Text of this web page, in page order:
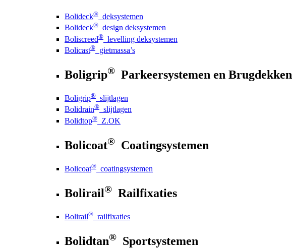
Bolideck® deksystemen
Bolideck® design deksystemen
Boliscreed® levelling deksystemen
Bolicast® gietmassa’s
Boligrip® Parkeersystemen en Brugdekken
Boligrip® slijtlagen
Bolidrain® slijtlagen
Bolidtop® Z.OK
Bolicoat® Coatingsystemen
Bolicoat® coatingsystemen
Bolirail® Railfixaties
Bolirail® railfixaties
Bolidtan® Sportsystemen